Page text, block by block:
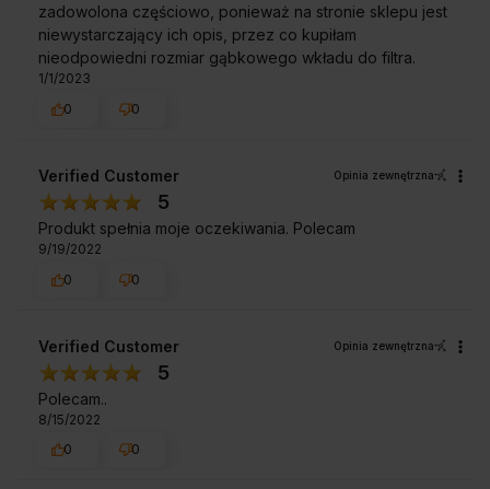
zadowolona częściowo, ponieważ na stronie sklepu jest
niewystarczający ich opis, przez co kupiłam
nieodpowiedni rozmiar gąbkowego wkładu do filtra.
1/1/2023
0
0
Verified Customer Opinia zewnętrzna
5
Produkt spełnia moje oczekiwania. Polecam
9/19/2022
0
0
Verified Customer Opinia zewnętrzna
5
Polecam..
8/15/2022
0
0